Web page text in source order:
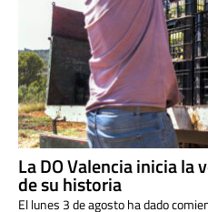
La DO Valencia inicia
de su historia
El lunes 3 de agosto ha dado